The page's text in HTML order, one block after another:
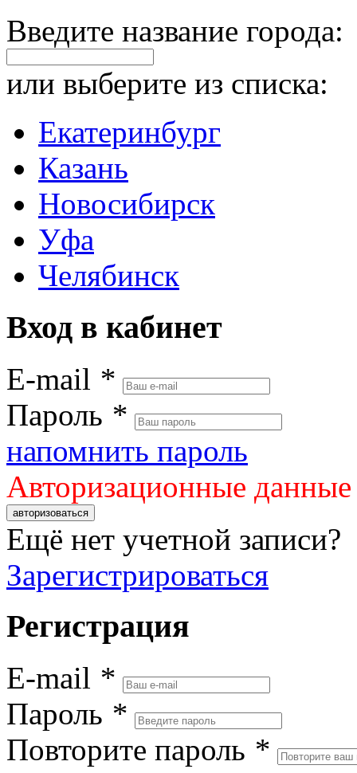
Введите название города:
или выберите из списка:
Екатеринбург
Казань
Новосибирск
Уфа
Челябинск
Вход в кабинет
E-mail *
Пароль *
напомнить пароль
Авторизационные
авторизоваться
Ещё нет учетной записи?
Зарегистрироваться
Регистрация
E-mail *
Пароль *
Повторите пароль *